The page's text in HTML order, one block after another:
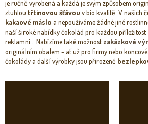
je ručně vyrobená a každá je svým způsobem
ztuhlou třtinovou šťávou v bio kvalitě. V našich
kakaové máslo a nepoužíváme žádné jiné
naší široké nabídky čokolád pro každou příležitost
reklamní... Nabízíme také možnost zakázkové
originálním obalem - ať už pro firmy nebo
čokolády a další výrobky jsou přirozeně